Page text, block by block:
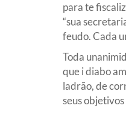
para te
“sua
feudo. Cada
Toda
que i diabo
ladrão, de
seus